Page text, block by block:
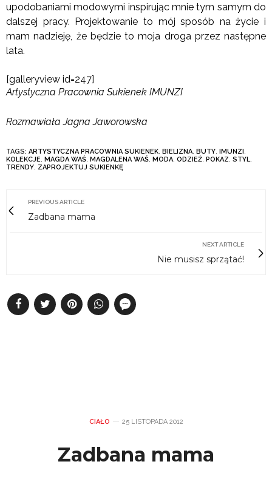
upodobaniami modowymi inspirując mnie tym samym do
dalszej pracy. Projektowanie to mój sposób na życie i
mam nadzieję, że będzie to moja droga przez następne
lata.
[galleryview id=247]
Artystyczna Pracownia Sukienek IMUNZI
Rozmawiała Jagna Jaworowska
TAGS: ARTYSTYCZNA PRACOWNIA SUKIENEK, BIELIZNA, BUTY, IMUNZI,
KOLEKCJE, MAGDA WAŚ, MAGDALENA WAŚ, MODA, ODZIEŻ, POKAZ, STYL,
TRENDY, ZAPROJEKTUJ SUKIENKĘ
PREVIOUS ARTICLE
Zadbana mama
NEXT ARTICLE
Nie musisz sprzątać!
CIAŁO 25 LISTOPADA 2012
Zadbana mama